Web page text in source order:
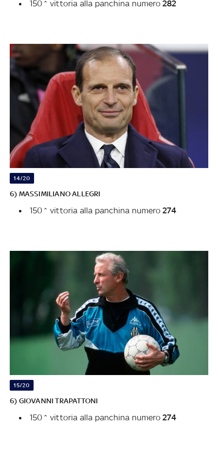
150^ vittoria alla panchina numero 282
14/20
6) MASSIMILIANO ALLEGRI
150^ vittoria alla panchina numero 274
15/20
6) GIOVANNI TRAPATTONI
150^ vittoria alla panchina numero 274